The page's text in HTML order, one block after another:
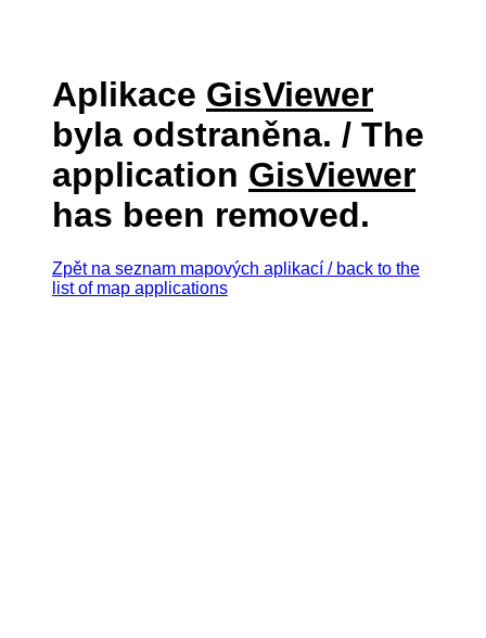
Aplikace GisViewer
byla odstraněna. / The
application GisViewer
has been removed.
Zpět na seznam mapových aplikací / back to the
list of map applications